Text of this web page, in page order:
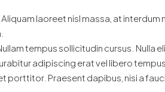
laoreet nisl massa, at interdum
tempus sollicitudin cursus. Nulla
adipiscing erat vel libero
porttitor. Praesent dapibus, nisi a